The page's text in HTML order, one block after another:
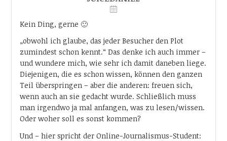
Kein Ding, gerne 🙂
„obwohl ich glaube, das jeder Besucher den Plot
zumindest schon kennt.“ Das denke ich auch immer –
und wundere mich, wie sehr ich damit daneben liege.
Diejenigen, die es schon wissen, können den ganzen
Teil überspringen – aber die anderen: freuen sich,
wenn auch an sie gedacht wurde. Schließlich muss
man irgendwo ja mal anfangen, was zu lesen/wissen.
Oder woher soll es sonst kommen?
Und – hier spricht der Online-Journalismus-Student: